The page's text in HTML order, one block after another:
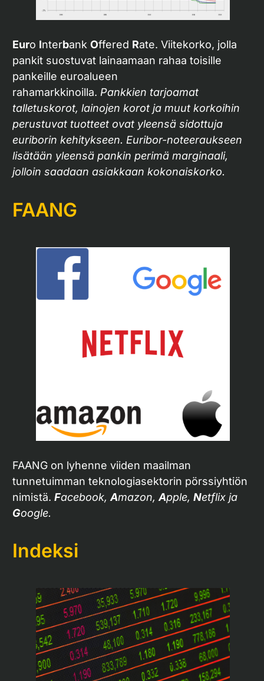
Euro Interbank Offered Rate. Viitekorko, jolla
pankit suostuvat lainaamaan rahaa toisille
pankeille euroalueen
rahamarkkinoilla. Pankkien tarjoamat
talletuskorot, lainojen korot ja muut korkoihin
perustuvat tuotteet ovat yleensä sidottuja
euriborin kehitykseen. Euribor-noteeraukseen
lisätään yleensä pankin perimä marginaali,
jolloin saadaan asiakkaan kokonaiskorko.
FAANG
FAANG on lyhenne viiden maailman
tunnetuimman teknologiasektorin pörssiyhtiön
nimistä. Facebook, Amazon, Apple, Netflix ja
Google.
Indeksi